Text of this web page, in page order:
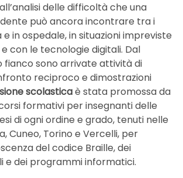
delle difficoltà che una
può ancora incontrare tra i
in ospedale, in situazioni impreviste
con le tecnologie digitali. Dal
fianco sono arrivate attività di
reciproco e dimostrazioni
scolasticaè stata promossa da
formativi per insegnanti delle
di ogni ordine e grado, tenuti nelle
Cuneo, Torino e Vercelli, per
del codice Braille, dei
e dei programmi informatici.